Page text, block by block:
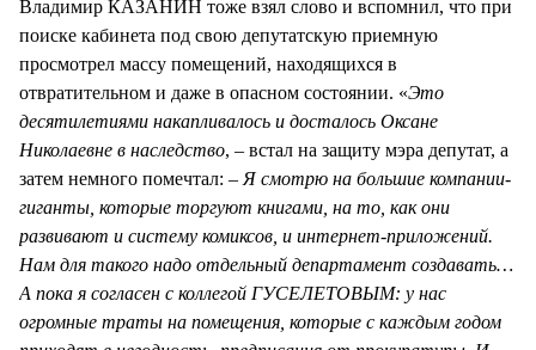
Владимир КАЗАНИН тоже взял слово и вспомнил, что при
поиске кабинета под свою депутатскую приемную
просмотрел массу помещений, находящихся в
отвратительном и даже в опасном состоянии. «Это
десятилетиями накапливалось и досталось Оксане
Николаевне в наследство, – встал на защиту мэра депутат, а
затем немного помечтал: – Я смотрю на большие компании-
гиганты, которые торгуют книгами, на то, как они
развивают и систему комиксов, и интернет-приложений.
Нам для такого надо отдельный департамент создавать…
А пока я согласен с коллегой ГУСЕЛЕТОВЫМ: у нас
огромные траты на помещения, которые с каждым годом